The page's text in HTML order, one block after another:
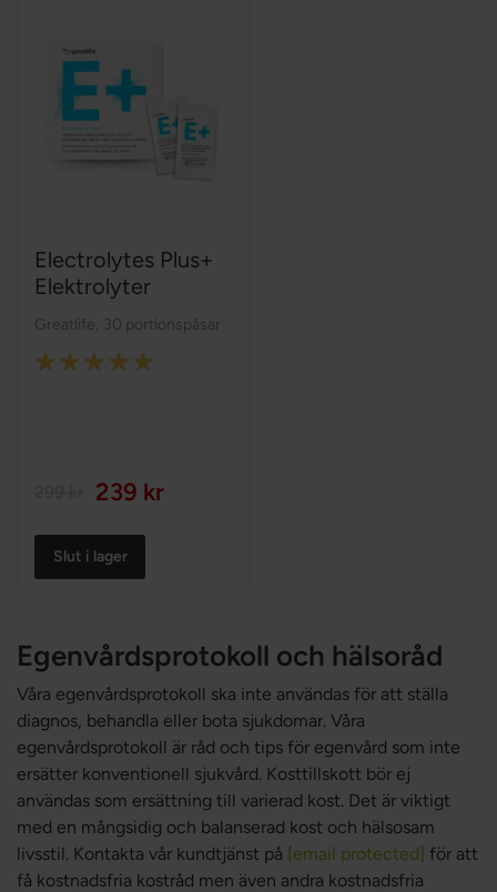
Electrolytes Plus+
Elektrolyter
Greatlife 30 portionspåsar
Rating:
239 kr
Slut i lager
Egenvårdsprotokoll och hälsoråd
Våra egenvårdsprotokoll ska inte användas för att ställa
diagnos, behandla eller bota sjukdomar. Våra
egenvårdsprotokoll är råd och tips för egenvård som inte
ersätter konventionell sjukvård. Kosttillskott bör ej
användas som ersättning till varierad kost. Det är viktigt
med en mångsidig och balanserad kost och hälsosam
livsstil. Kontakta vår kundtjänst på [email protected] för att
få kostnadsfria kostråd men även andra kostnadsfria